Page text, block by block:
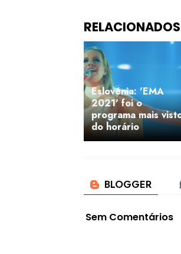
Eslovénia: 'EMA
2021' foi o
programa mais
do horário
Sem Comentários